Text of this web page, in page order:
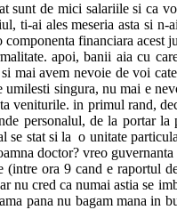
sunt de mici salariile si
ti-ai ales meseria asta si
financiara
apoi, banii aia cu
mai avem nevoie de voi
singura, nu mai e
veniturile. in primul rand,
personalul, de la portar
stat si la o unitate
doctor? vreo
ora 9 cand e raportul
nu cred ca numai astia se
pana nu bagam mana